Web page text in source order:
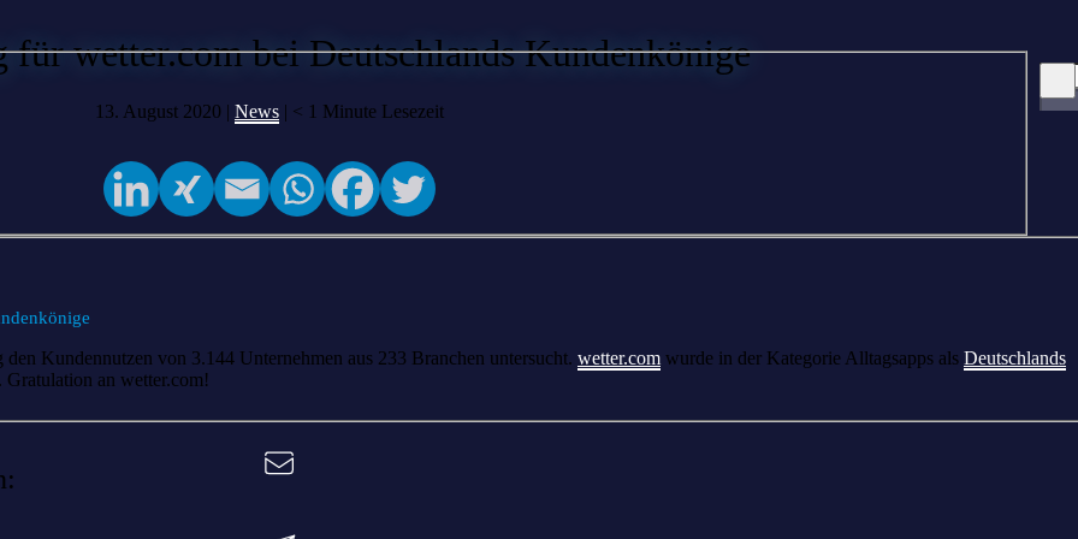
für wetter.com bei Deutschlands Kundenkönige
13. August 2020 | News | < 1 Minute Lesezeit
Kundennutzen von 3.144 Unternehmen aus 233 Branchen untersucht. wetter.com wurde in der Kategorie Alltagsapps als Deutschlands
Gratulation an wetter.com!